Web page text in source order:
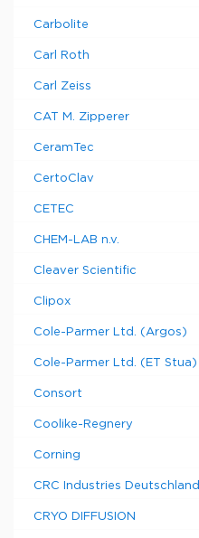
Carbolite
Carl Roth
Carl Zeiss
CAT M. Zipperer
CeramTec
CertoClav
CETEC
CHEM-LAB n.v.
Cleaver Scientific
Clipox
Cole-Parmer Ltd. (Argos)
Cole-Parmer Ltd. (ET Stua)
Consort
Coolike-Regnery
Corning
CRC Industries Deutschland
CRYO DIFFUSION